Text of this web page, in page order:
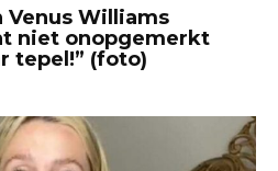
Venus Williams
niet onopgemerkt
tepel!” (foto)